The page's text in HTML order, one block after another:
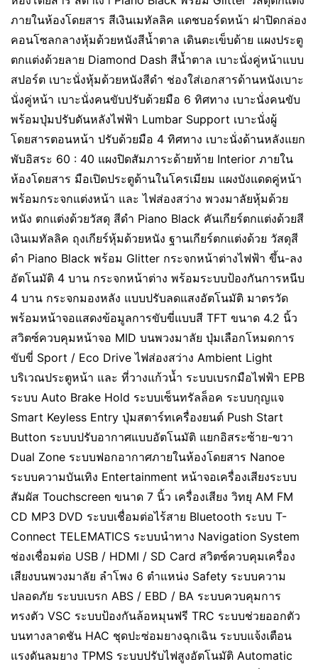
ภายในห้องโดยสาร สีเงินเมทัลลิค แดชบอร์ดหน้า ฝาปิดกล่อง
คอนโซลกลางหุ้มด้วยหนังสีน้ำตาล เดินตะเข็บด้าย แผงประตู
ตกแต่งด้วยลาย Diamond Dash สีน้ำตาล เบาะนั่งคู่หน้าแบบ
สปอร์ต เบาะนั่งหุ้มด้วยหนังสีดำ ช่องใส่เอกสารด้านหนังเบาะ
นั่งคู่หน้า เบาะนั่งคนขับปรับด้วยมือ 6 ทิศทาง เบาะนั่งคนขับ
พร้อมปุ่มปรับดันหลังไฟฟ้า Lumbar Support เบาะนั่งผู้
โดยสารตอนหน้า ปรับด้วยมือ 4 ทิศทาง เบาะนั่งด้านหลังแยก
พับอิสระ 60 : 40 แผงปิดสัมภาระด้ายท้าย Interior ภายใน
ห้องโดยสาร มือเปิดประตูด้านในโครเมียม แผงบังแดดคู่หน้า
พร้อมกระจกแต่งหน้า และ ไฟส่องสว่าง พวงมาลัยหุ้มด้วย
หนัง ตกแต่งด้วยวัสดุ สีดำ Piano Black คันเกียร์ตกแต่งด้วยสี
เงินเมทัลลิค ถุงเกียร์หุ้มด้วยหนัง ฐานเกียร์ตกแต่งด้วย วัสดุสี
ดำ Piano Black พร้อม Glitter กระจกหน้าต่างไฟฟ้า ขึ้น-ลง
อัตโนมัติ 4 บาน กระจกหน้าต่าง พร้อมระบบป้องกันการหนีบ
4 บาน กระจกมองหลัง แบบปรับลดแสงอัตโนมัติ มาตรวัด
พร้อมหน้าจอแสดงข้อมูลการขับขี่แบบสี TFT ขนาด 4.2 นิ้ว
สวิตซ์ควบคุมหน้าจอ MID บนพวงมาลัย ปุ่มเลือกโหมดการ
ขับขี่ Sport / Eco Drive ไฟส่องสว่าง Ambient Light
บริเวณประตูหน้า และ ที่วางแก้วน้ำ ระบบเบรกมือไฟฟ้า EPB
ระบบ Auto Brake Hold ระบบเซ็นทรัลล็อค ระบบกุญแจ
Smart Keyless Entry ปุ่มสตาร์ทเครื่องยนต์ Push Start
Button ระบบปรับอากาศแบบอัตโนมัติ แยกอิสระซ้าย-ขวา
Dual Zone ระบบฟอกอากาศภายในห้องโดยสาร Nanoe
ระบบความบันเทิง Entertainment หน้าจอเครื่องเสียงระบบ
สัมผัส Touchscreen ขนาด 7 นิ้ว เครื่องเสียง วิทยุ AM FM
CD MP3 DVD ระบบเชื่อมต่อไร้สาย Bluetooth ระบบ T-
Connect TELEMATICS ระบบนำทาง Navigation System
ช่องเชื่อมต่อ USB / HDMI / SD Card สวิตซ์ควบคุมเครื่อง
เสียงบนพวงมาลัย ลำโพง 6 ตำแหน่ง Safety ระบบความ
ปลอดภัย ระบบเบรก ABS / EBD / BA ระบบควบคุมการ
ทรงตัว VSC ระบบป้องกันล้อหมุนฟรี TRC ระบบช่วยออกตัว
บนทางลาดชัน HAC ชุดปะซ่อมยางฉุกเฉิน ระบบแจ้งเตือน
แรงดันลมยาง TPMS ระบบปรับไฟสูงอัตโนมัติ Automatic